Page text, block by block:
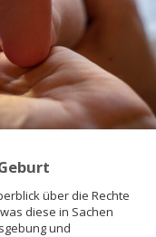
über die Rechte
diese in Sachen
und